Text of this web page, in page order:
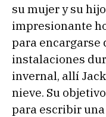
su mujer y su
impresionante
para encargarse
instalaciones
invernal, allí
nieve. Su
para escribir una